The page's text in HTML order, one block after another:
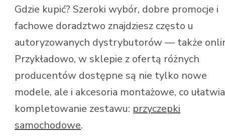
Gdzie kupić? Szeroki wybór, dobre promocje i
fachowe doradztwo znajdziesz często u
autoryzowanych dystrybutorów — także
Przykładowo, w sklepie z ofertą różnych
producentów dostępne są nie tylko nowe
modele, ale i akcesoria montażowe, co ułatwia
kompletowanie zestawu: przyczepki
samochodowe.